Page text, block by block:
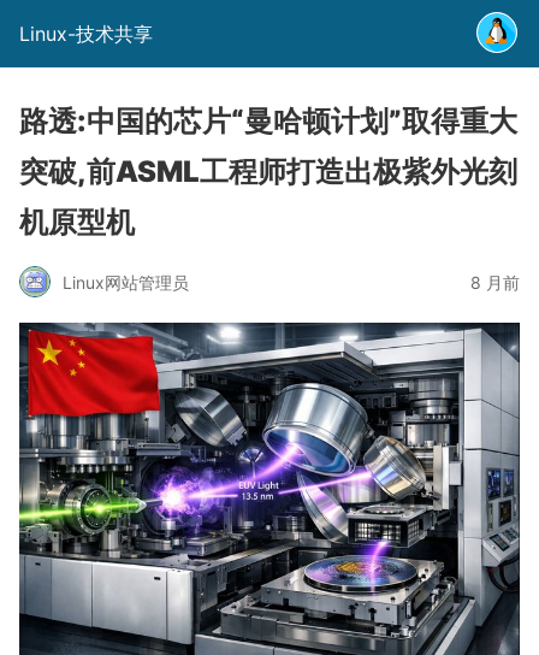
Linux-技术共享
路透:中国的芯片“曼哈顿计划”取得重大
突破,前ASML工程师打造出极紫外光刻
机原型机
Linux网站管理员 8 月前